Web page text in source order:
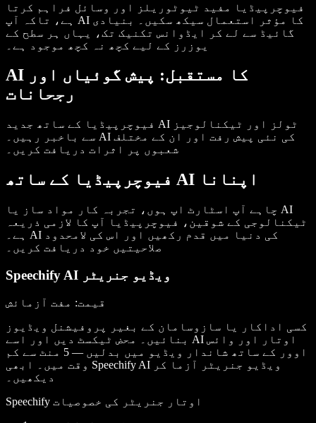
فیوچرپیڈیا مفید ٹیوٹوریلز
اور وسائل فراہم کرتا
AI کا مؤثر استعمال سیکھ سکیں۔ بنیادی
گائیڈ سے لے کر ایڈوانس تکنیک تک، یہاں ہر سطح کے
یوزرز کے لیے کچھ نہ کچھ موجود ہے۔
AI کا مستقبل: پیش گوئیاں اور
رجحانات
فیوچرپیڈیا کے ساتھ جدید AI ٹولز
اور ٹیکنالوجیز
سے باخبر رہیں۔ AI کی نئی پیش رفت اور ان کے مختلف
شعبوں پر اثرات دریافت کریں۔
فیوچرپیڈیا کے ساتھ AI اپنانا
چاہے آپ اسٹارٹ اپ ہوں، تجربہ کار مواد ساز
AI
ٹیکنالوجی کے شوقین، فیوچرپیڈیا آپ کا لازمی ذریعہ
ہے۔ AI کی دنیا میں قدم رکھیں اور اس کی لامحدود
صلاحیتیں خود دریافت کریں۔
Speechify AI ویڈیو جنریٹر
قیمت: مفت آزمائش
کسی اداکار یا سازوسامان کے بغیر پروفیشنل ویڈیوز
بنائیں۔ محض ٹیکسٹ دیں اور اسے AI اوتار اور وائس
اوور کے ساتھ شاندار ویڈیو میں بدلیں — 5 منٹ سے کم
وقت میں۔ ابھی Speechify AI ویڈیو جنریٹر آزما کر
دیکھیں۔
Speechify اوتار جنریٹر کی خصوصیات